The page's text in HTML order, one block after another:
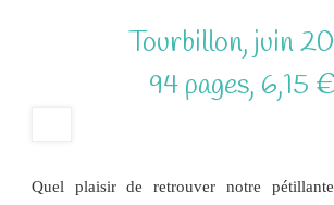
Tourbillon, juin
94 pages, 6,15
Quel plaisir de retrouver notre